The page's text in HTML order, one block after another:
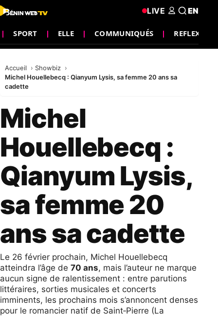
SPORT ELLE COMMUNIQUÉS REFLEXION
LIVE EN
Accueil
Showbiz
Michel Houellebecq : Qianyum Lysis, sa femme 20 ans sa
cadette
Michel
Houellebecq :
Qianyum Lysis,
sa femme 20
ans sa cadette
Le 26 février prochain, Michel Houellebecq
atteindra l’âge de 70 ans, mais l’auteur ne marque
aucun signe de ralentissement : entre parutions
littéraires, sorties musicales et concerts
imminents, les prochains mois s’annoncent denses
pour le romancier natif de Saint‑Pierre (La